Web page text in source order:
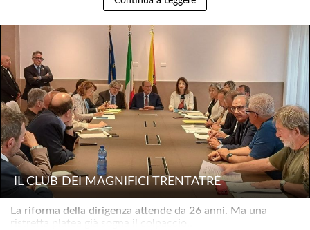
IL CLUB DEI MAGNIFICI TRENTATRÉ
La riforma della dirigenza attende da 26 anni. Ma una
ristretta platea già sogna il colpaccio..